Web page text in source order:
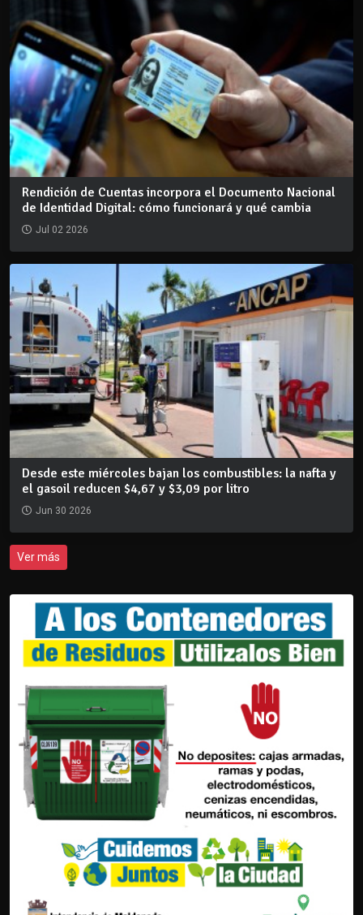
Rendición de Cuentas incorpora el Documento Nacional
de Identidad Digital: cómo funcionará y qué cambia
Jul 02 2026
Desde este miércoles bajan los combustibles: la nafta y
el gasoil reducen $4,67 y $3,09 por litro
Jun 30 2026
Ver más